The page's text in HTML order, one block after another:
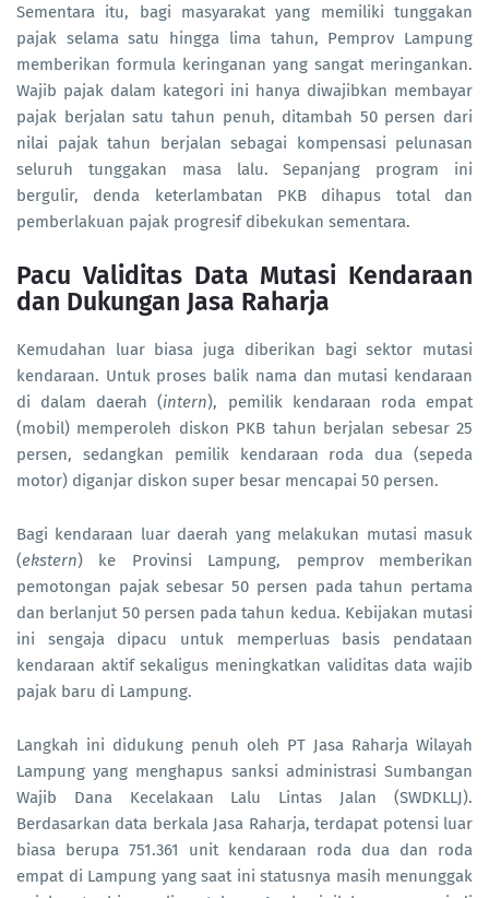
Sementara itu, bagi masyarakat yang memiliki tunggakan
pajak selama satu hingga lima tahun, Pemprov Lampung
memberikan formula keringanan yang sangat meringankan.
Wajib pajak dalam kategori ini hanya diwajibkan membayar
pajak berjalan satu tahun penuh, ditambah 50 persen dari
nilai pajak tahun berjalan sebagai kompensasi pelunasan
seluruh tunggakan masa lalu. Sepanjang program ini
bergulir, denda keterlambatan PKB dihapus total dan
pemberlakuan pajak progresif dibekukan sementara.
Pacu Validitas Data Mutasi Kendaraan
dan Dukungan Jasa Raharja
Kemudahan luar biasa juga diberikan bagi sektor mutasi
kendaraan. Untuk proses balik nama dan mutasi kendaraan
di dalam daerah (intern), pemilik kendaraan roda empat
(mobil) memperoleh diskon PKB tahun berjalan sebesar 25
persen, sedangkan pemilik kendaraan roda dua (sepeda
motor) diganjar diskon super besar mencapai 50 persen.
Bagi kendaraan luar daerah yang melakukan mutasi masuk
(ekstern) ke Provinsi Lampung, pemprov memberikan
pemotongan pajak sebesar 50 persen pada tahun pertama
dan berlanjut 50 persen pada tahun kedua. Kebijakan mutasi
ini sengaja dipacu untuk memperluas basis pendataan
kendaraan aktif sekaligus meningkatkan validitas data wajib
pajak baru di Lampung.
Langkah ini didukung penuh oleh PT Jasa Raharja Wilayah
Lampung yang menghapus sanksi administrasi Sumbangan
Wajib Dana Kecelakaan Lalu Lintas Jalan (SWDKLLJ).
Berdasarkan data berkala Jasa Raharja, terdapat potensi luar
biasa berupa 751.361 unit kendaraan roda dua dan roda
empat di Lampung yang saat ini statusnya masih menunggak